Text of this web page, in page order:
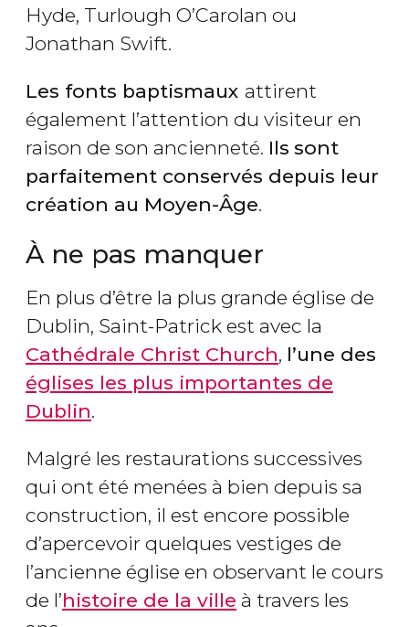
Hyde, Turlough O’Carolan ou
Jonathan Swift.
Les fonts baptismaux attirent
également l’attention du visiteur en
raison de son ancienneté. Ils sont
parfaitement conservés depuis leur
création au Moyen-Âge.
À ne pas manquer
En plus d’être la plus grande église de
Dublin, Saint-Patrick est avec la
Cathédrale Christ Church, l’une des
églises les plus importantes de
Dublin.
Malgré les restaurations successives
qui ont été menées à bien depuis sa
construction, il est encore possible
d’apercevoir quelques vestiges de
l’ancienne église en observant le cours
de l’histoire de la ville à travers les